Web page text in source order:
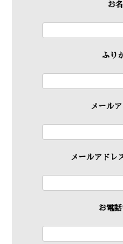
お
ふり
メール
メールアドレ
お電